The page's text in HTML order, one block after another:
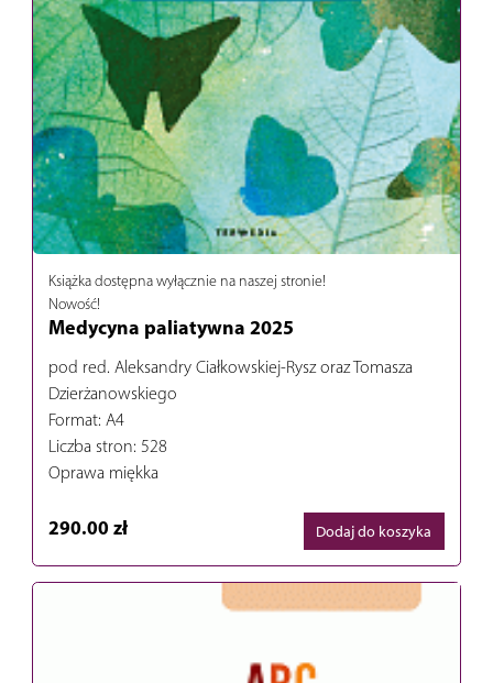
Książka dostępna wyłącznie na naszej stronie!
Nowość!
Medycyna paliatywna 2025
pod red. Aleksandry Ciałkowskiej-Rysz oraz Tomasza
Dzierżanowskiego
Format: A4
Liczba stron: 528
Oprawa miękka
290.00 zł Dodaj do koszyka